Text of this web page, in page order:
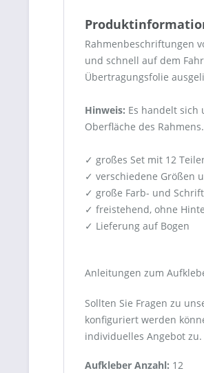
Rahmenbeschriftungen
und schnell auf dem
Übertragungsfolie
Hinweis: Es handelt sich
Oberfläche des Rahmens.
✓ großes Set mit 12
✓ verschiedene Größen
✓ große Farb- und
✓ freistehend, ohne
✓ Lieferung auf Bogen
Anleitungen zum
Sollten Sie Fragen zu
konfiguriert werden
individuelles Angebot zu.
Aufkleber Anzahl: 12